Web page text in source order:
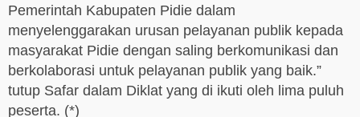
Pemerintah Kabupaten Pidie dalam
menyelenggarakan urusan pelayanan publik kepada
masyarakat Pidie dengan saling berkomunikasi dan
berkolaborasi untuk pelayanan publik yang baik.”
tutup Safar dalam Diklat yang di ikuti oleh lima puluh
peserta. (*)